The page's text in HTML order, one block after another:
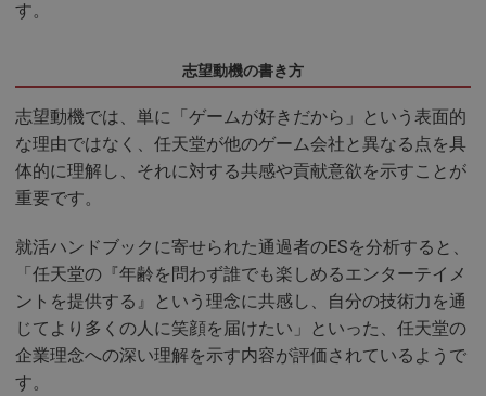
す。
志望動機の書き方
志望動機では、単に「ゲームが好きだから」という表面的
な理由ではなく、任天堂が他のゲーム会社と異なる点を具
体的に理解し、それに対する共感や貢献意欲を示すことが
重要です。
就活ハンドブックに寄せられた通過者のESを分析すると、
「任天堂の『年齢を問わず誰でも楽しめるエンターテイメ
ントを提供する』という理念に共感し、自分の技術力を通
じてより多くの人に笑顔を届けたい」といった、任天堂の
企業理念への深い理解を示す内容が評価されているようで
す。